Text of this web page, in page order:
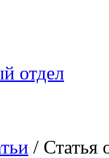
отдел
/ Статья